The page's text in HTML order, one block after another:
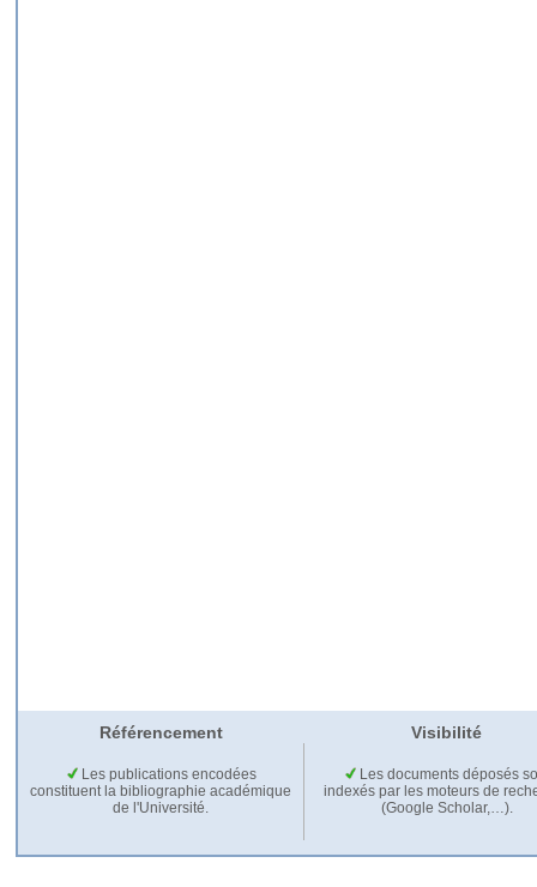
Référencement Visibilité
Les publications encodées
constituent la bibliographie académique
de l'Université.
Les documents déposés
indexés par les moteurs de
(Google Scholar,…).